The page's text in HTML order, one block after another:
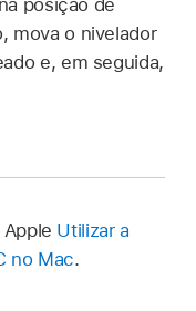
mova o nivelador
e, em seguida,
Utilizar a
no Mac.